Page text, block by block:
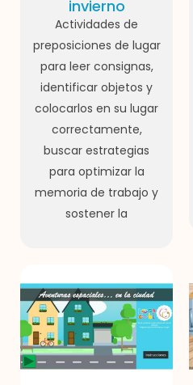
invierno
Actividades de
preposiciones de lugar
para leer consignas,
identificar objetos y
colocarlos en su lugar
correctamente,
buscar estrategias
para optimizar la
memoria de trabajo y
sostener la